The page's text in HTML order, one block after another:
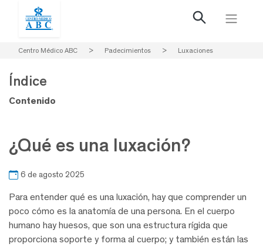
Centro Médico ABC > Padecimientos > Luxaciones
¿Qué es una luxación?
6 de agosto 2025
Para entender qué es una luxación, hay que comprender un
poco cómo es la anatomía de una persona. En el cuerpo
humano hay huesos, que son una estructura rígida que
proporciona soporte y forma al cuerpo; y también están las
Índice
Contenido